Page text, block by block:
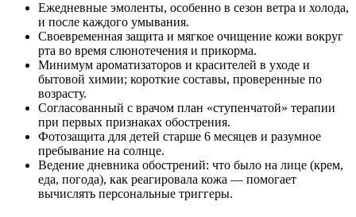
Ежедневные эмоленты, особенно в сезон ветра и холода,
и после каждого умывания.
Своевременная защита и мягкое очищение кожи вокруг
рта во время слюнотечения и прикорма.
Минимум ароматизаторов и красителей в уходе и
бытовой химии; короткие составы, проверенные по
возрасту.
Согласованный с врачом план «ступенчатой» терапии
при первых признаках обострения.
Фотозащита для детей старше 6 месяцев и разумное
пребывание на солнце.
Ведение дневника обострений: что было на лице (крем,
еда, погода), как реагировала кожа — помогает
вычислять персональные триггеры.